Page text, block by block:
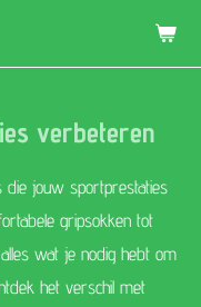
verbeteren
die jouw sportprestaties
gripsokken tot
wat je nodig hebt om
het verschil met